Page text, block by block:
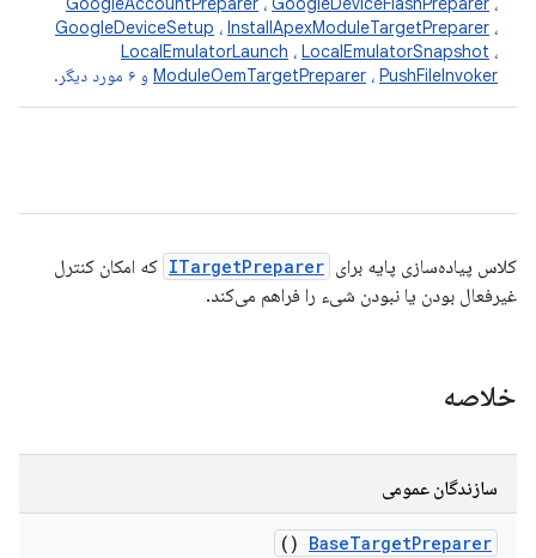
GoogleDeviceSetup ، InstallApexModuleTargetPreparer ،
LocalEmulatorLaunch ، LocalEmulatorSnapshot ،
ModuleOemTargetPreparer ، PushFileInvoker و ۶ مورد دیگر.
کلاس پیاده‌سازی پایه برای ITargetPreparer که امکان کنترل
غیرفعال بودن یا نبودن شیء را فراهم می‌کند.
خلاصه
سازندگان عمومی
BaseTargetPreparer
()